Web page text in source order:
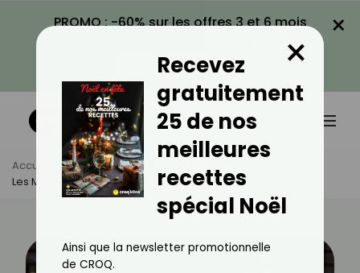
PROMO : -60% sur les offres 3 et 6 mois
VOIR LA PROMO
×
Accueil Actus
Actualités
Les Meilleures Affaires À Réaliser Après Noël
Recevez
gratuitement
25 de nos
meilleures
recettes
spécial Noël
×
Ainsi que la newsletter promotionnelle
de CROQ.